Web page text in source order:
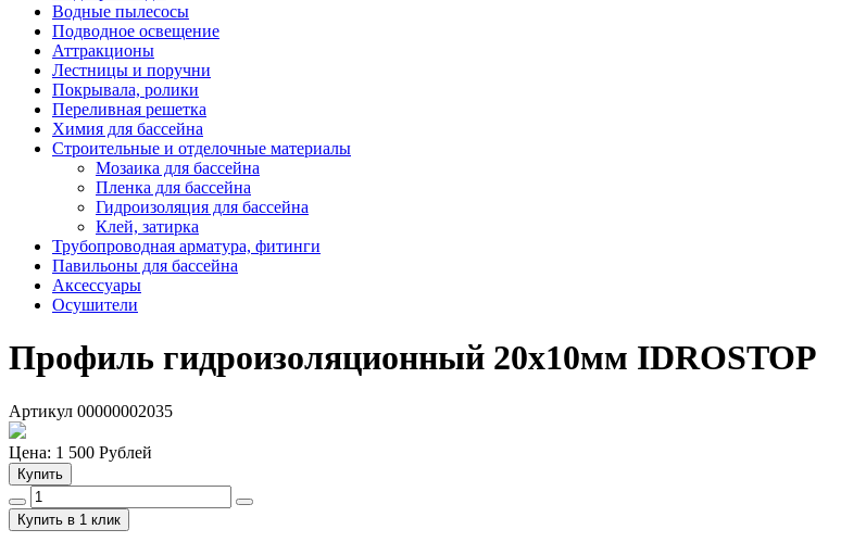
Водные пылесосы
Подводное освещение
Аттракционы
Лестницы и поручни
Покрывала, ролики
Переливная решетка
Химия для бассейна
Строительные и отделочные материалы
Мозаика для бассейна
Пленка для бассейна
Гидроизоляция для бассейна
Клей, затирка
Трубопроводная арматура, фитинги
Павильоны для бассейна
Аксессуары
Осушители
Профиль гидроизоляционный 20х10мм IDROSTOP
Артикул 00000002035
Цена: 1 500 Рублей
Купить
Купить в 1 клик